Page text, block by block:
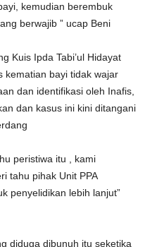
kemudian berembuk
berwajib ” ucap Beni
Kuis Ipda Tabi’ul Hidayat
kematian bayi tidak wajar
dan identifikasi oleh Inafis,
dan kasus ini kini ditangani
peristiwa itu , kami
tahu pihak Unit PPA
penyelidikan lebih lanjut”
diduga dibunuh itu seketika